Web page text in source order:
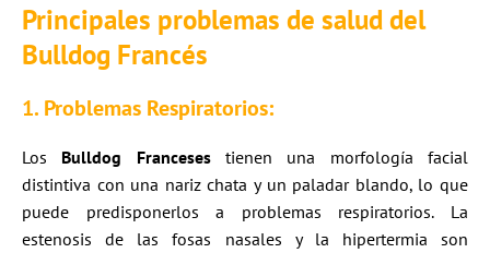
Principales problemas de salud del
Bulldog Francés
1. Problemas Respiratorios:
Los Bulldog Francesestienen una morfología facial
distintiva con una nariz chata y un paladar blando, lo que
puede predisponerlos a problemas respiratorios. La
estenosis de las fosas nasales y la hipertermia son